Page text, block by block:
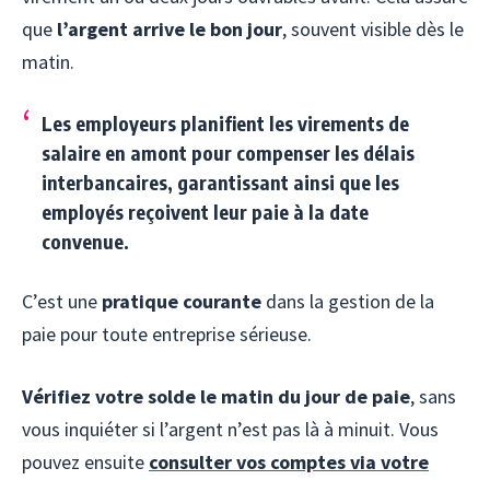
que l’argent arrive le bon jour, souvent visible dès le
matin.
Les employeurs planifient les virements de
salaire en amont pour compenser les délais
interbancaires, garantissant ainsi que les
employés reçoivent leur paie à la date
convenue.
C’est une pratique courante dans la gestion de la
paie pour toute entreprise sérieuse.
Vérifiez votre solde le matin du jour de paie, sans
vous inquiéter si l’argent n’est pas là à minuit. Vous
pouvez ensuite consulter vos comptes via votre